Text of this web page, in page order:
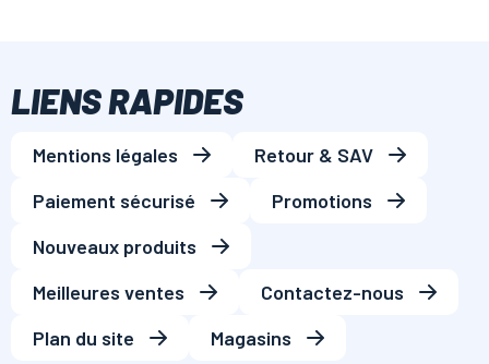
LIENS RAPIDES
Mentions légales
Retour & SAV
Paiement sécurisé
Promotions
Nouveaux produits
Meilleures ventes
Contactez-nous
Plan du site
Magasins